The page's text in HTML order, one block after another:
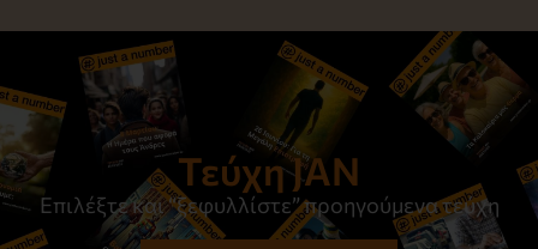
Τεύχη JAN
Επιλέξτε και “ξεφυλλίστε” προηγούμενα τεύχη